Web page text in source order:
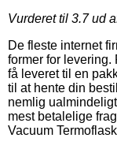
Vurderet til 3.7ud
De fleste internet
former for
få leveret til en
til at hente din
nemlig
mest betalelige
Vacuum